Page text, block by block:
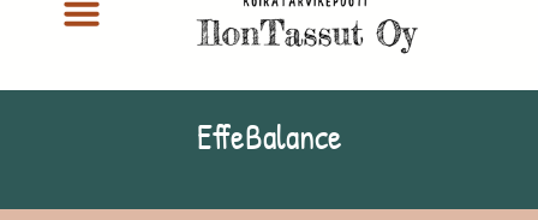
EffeBalance